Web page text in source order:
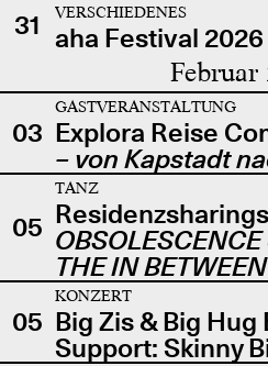
31
VERSCHIEDENES
aha Festival 2026
Februar
03
GASTVERANSTALTUNG
Explora Reise
– von Kapstadt
05
TANZ
OBSOLESCENCE
THE IN BETWEEN
05
KONZERT
Big Zis & Big Hug
Support: Skinny